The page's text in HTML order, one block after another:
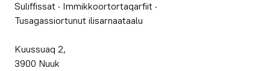
Suliffissat · Immikkoortortaqarfiit ·
Tusagassiortunut ilisarnaataalu
Kuussuaq 2,
3900 Nuuk